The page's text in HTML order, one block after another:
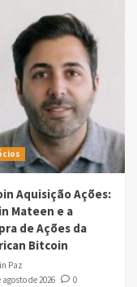
Aquisição Ações:
Mateen e a
de Ações da
Bitcoin
Paz
agosto de 2026
0